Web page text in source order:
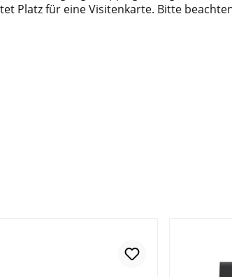
Platz für eine Visitenkarte. Bitte